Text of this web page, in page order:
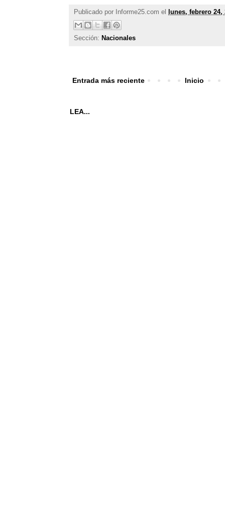
Publicado por Informe25.com el lunes, febrero 24,
Sección: Nacionales
Entrada más reciente Inicio
LEA...